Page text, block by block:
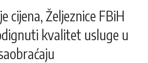
cijena, Željeznice FBiH
kvalitet usluge u